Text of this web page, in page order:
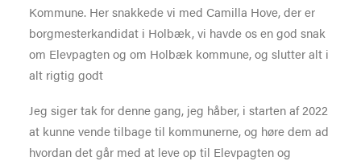
Kommune. Her snakkede vi med Camilla Hove, der er
borgmesterkandidat i Holbæk, vi havde os en god snak
om Elevpagten og om Holbæk kommune, og slutter alt i
alt rigtig godt
Jeg siger tak for denne gang, jeg håber, i starten af 2022
at kunne vende tilbage til kommunerne, og høre dem ad
hvordan det går med at leve op til Elevpagten og